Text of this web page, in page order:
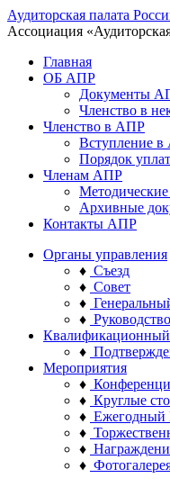
Аудиторская палата
Ассоциация
Главная
ОБ АПР
Документы
Членство в
Членство в АПР
Вступление
Порядок
Членам АПР
Архивные
Контакты АПР
Органы управления
♦ Съезд
♦ Совет
♦
♦ Руководство
Квалификационный
♦
Мероприятия
♦
♦ Круглые
♦ Ежегодный
♦
♦
♦